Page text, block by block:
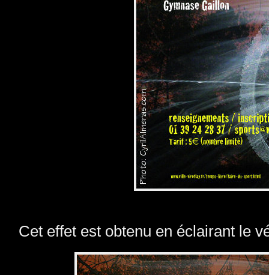
Cet effet est obtenu en éclairant le